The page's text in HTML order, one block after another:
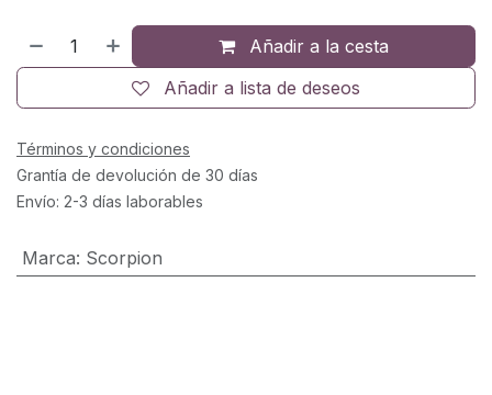
Añadir a la cesta
Añadir a lista de deseos
Términos y condiciones
Grantía de devolución de 30 días
Envío: 2-3 días laborables
Marca: Scorpion